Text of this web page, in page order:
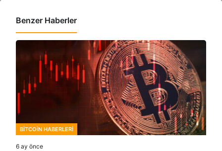
Benzer Haberler
BITCOIN HABERLERI
6 ay önce